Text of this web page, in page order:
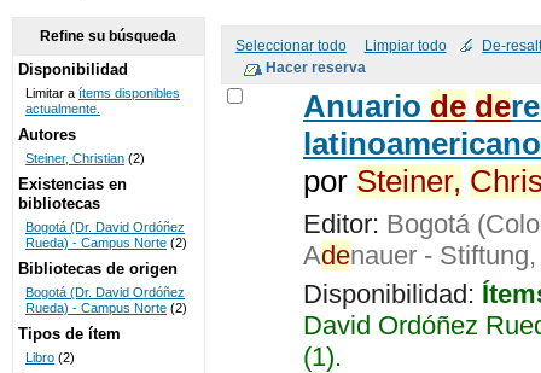
DE
BIBLIOTECAS
UNICOC
Seleccionar todo Limpiar todo De-
Anuario de de
por Steiner,
Editor: Bogotá
Adenauer -
Disponibilidad:
David Ordóñez
(1).
Refine su búsqueda
Disponibilidad
Limitar a ítems disponibles
actualmente.
Autores
Steiner, Christian (2)
Existencias en
bibliotecas
Bogotá (Dr. David Ordóñez
Rueda) - Campus Norte (2)
Bibliotecas de origen
Bogotá (Dr. David Ordóñez
Rueda) - Campus Norte (2)
Tipos de ítem
Libro (2)